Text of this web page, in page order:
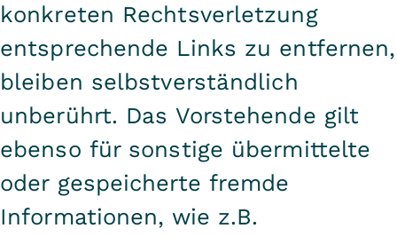
konkreten Rechtsverletzung
entsprechende Links zu entfernen,
bleiben selbstverständlich
unberührt. Das Vorstehende gilt
ebenso für sonstige übermittelte
oder gespeicherte fremde
Informationen, wie z.B.